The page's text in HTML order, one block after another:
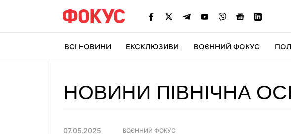
ВСІ НОВИНИ ЕКСКЛЮЗИВИ ВОЄННИЙ ФОКУС
НОВИНИ ПІВНІЧНА
07.05.2025
ВОЄННИЙ ФОКУС